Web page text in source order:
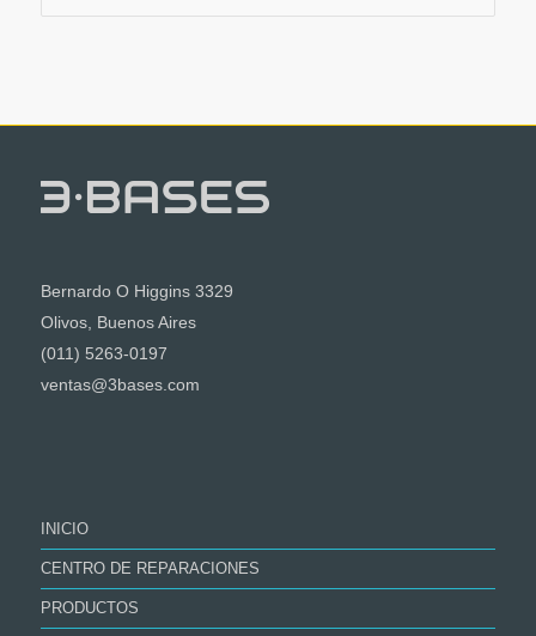
Bernardo O Higgins 3329
Olivos, Buenos Aires
(011) 5263-0197
ventas@3bases.com
INICIO
CENTRO DE REPARACIONES
PRODUCTOS